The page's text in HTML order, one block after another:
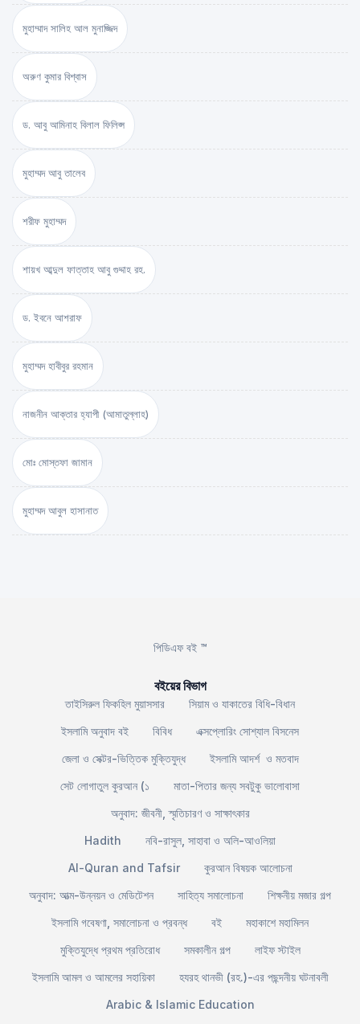
মুহাম্মাদ সালিহ আল মুনাজ্জিদ
অরুণ কুমার বিশ্বাস
ড. আবু আমিনাহ বিলাল ফিলিপ্স
মুহাম্মদ আবু তালেব
শরীফ মুহাম্মদ
শায়খ আব্দুল ফাত্তাহ আবু গুদ্দাহ রহ.
ড. ইবনে আশরাফ
মুহাম্মদ হাবীবুর রহমান
নাজনীন আক্তার হ্যাপী (আমাতুল্লাহ)
মোঃ মোস্তফা জামান
মুহাম্মদ আবুল হাসানাত
পিডিএফ বই ™
বইয়ের বিভাগ
তাইসিরুল ফিকহিল মুয়াসসার
সিয়াম ও যাকাতের বিধি-বিধান
ইসলামি অনুবাদ বই
বিবিধ
এক্সপ্লোরিং সোশ্যাল বিসনেস
জেলা ও সেক্টর-ভিত্তিক মুক্তিযুদ্ধ
ইসলামি আদর্শ ও মতবাদ
সেট লোগাতুল কুরআন (১
মাতা-পিতার জন্য সবটুকু ভালোবাসা
অনুবাদ: জীবনী, স্মৃতিচারণ ও সাক্ষাৎকার
Hadith
নবি-রাসুল, সাহাবা ও অলি-আওলিয়া
Al-Quran and Tafsir
কুরআন বিষয়ক আলোচনা
অনুবাদ: আত্ম-উন্নয়ন ও মেডিটেশন
সাহিত্য সমালোচনা
শিক্ষনীয় মজার গল্প
ইসলামি গবেষণা, সমালোচনা ও প্রবন্ধ
বই
মহাকাশে মহামিলন
মুক্তিযুদ্ধে প্রথম প্রতিরোধ
সমকালীন গল্প
লাইফ স্টাইল
ইসলামি আমল ও আমলের সহায়িকা
হযরহ থানভী (রহ.)-এর পছন্দনীয় ঘটনাবলী
Arabic & Islamic Education